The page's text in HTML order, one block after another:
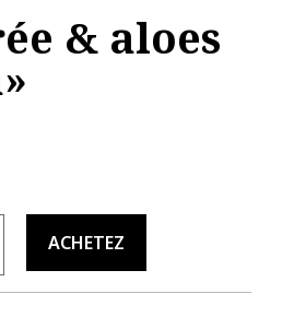
& aloes
de Savon menthe poivrée & aloes «
ACHETEZ